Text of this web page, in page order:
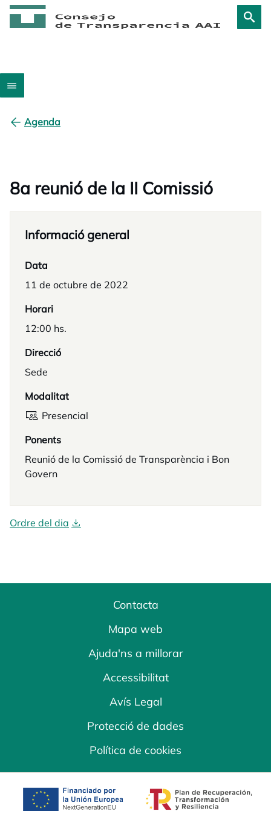
Agenda
8a reunió de la II Comissió
Informació general
Data
11 de octubre de 2022
Horari
12:00 hs.
Direcció
Sede
Modalitat
Presencial
Ponents
Reunió de la Comissió de Transparència i Bon
Govern
Ordre del dia
Contacta
Mapa web
Ajuda'ns a millorar
Accessibilitat
Avís Legal
Protecció de dades
Política de cookies
opens in a new tab opens in a new